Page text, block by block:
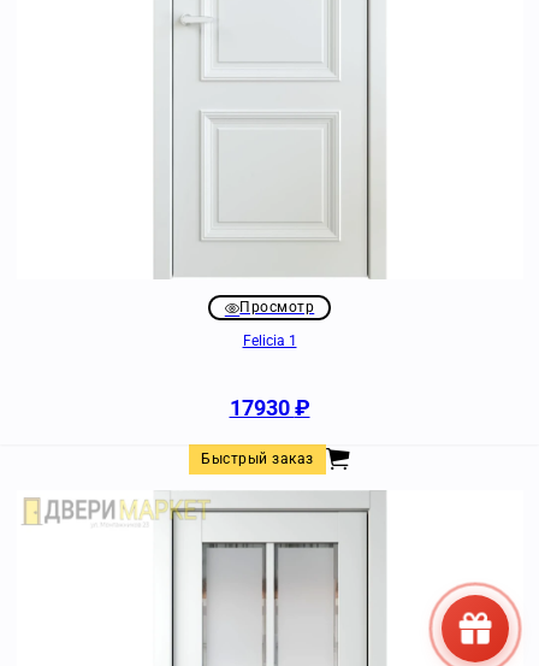
Просмотр
Felicia 1
17930₽
Быстрый заказ